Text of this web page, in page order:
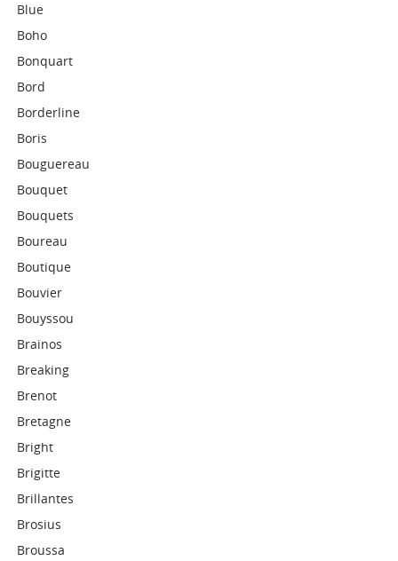
Blue
Boho
Bonquart
Bord
Borderline
Boris
Bouguereau
Bouquet
Bouquets
Boureau
Boutique
Bouvier
Bouyssou
Brainos
Breaking
Brenot
Bretagne
Bright
Brigitte
Brillantes
Brosius
Broussa